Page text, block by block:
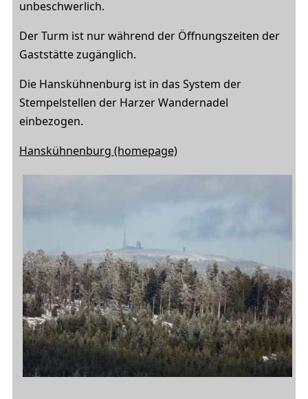
unbeschwerlich.
Der Turm ist nur während der Öffnungszeiten der
Gaststätte zugänglich.
Die Hanskühnenburg ist in das System der
Stempelstellen der Harzer Wandernadel
einbezogen.
Hanskühnenburg (homepage)